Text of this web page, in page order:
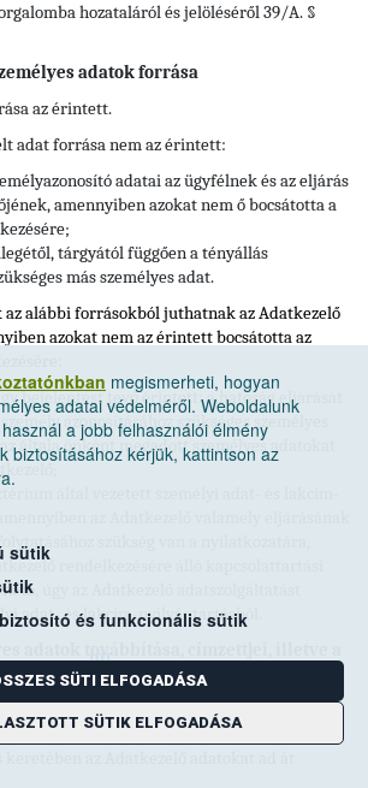
hozataláról és jelöléséről 39/A. §
adatok forrása
az érintett.
adat forrása nem az érintett:
adatai az ügyfélnek és az eljárás
amennyiben azokat nem ő bocsátotta a
tárgyától függően a tényállás
más személyes adat.
az alábbi forrásokból juthatnak az Adatkezelő
azokat nem az érintett bocsátotta az
bejelentést tevő érintett: a hatóság eljárását
azonosításához szükséges személyes
általa önként megadott személyes adatokat
által vezetett személyi adat- és lakcím-
szükség van a nyilatkozatára,
rendelkezésére álló kapcsolattartási
úgy az Adatkezelő adatszolgáltatást
adat- és lakcím-nyilvántartásból.
kategóriái
[9]
(székhely: 1138 Budapest, Dunavirág utca 2-
során az ügyfelekkel történő
megismerheti, hogyan
adatai védelméről. Weboldalunk
a jobb felhasználói élmény
biztosításához kérjük, kattintson az
sütik
és funkcionális sütik
SÜTI ELFOGADÁSA
SÜTIK ELFOGADÁSA